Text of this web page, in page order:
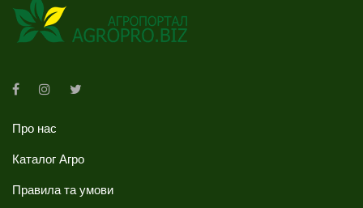
Про нас
Каталог Агро
Правила та умови